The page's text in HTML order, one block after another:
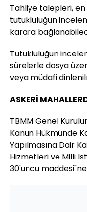
Tahliye talepleri,
tutukluluğun
karara
Tutukluluğun
sürelerle dosya
veya müdafi
ASKERİ
TBMM Genel
Kanun Hükmünde
Yapılmasına Dair
Hizmetleri ve Milli
30'uncu